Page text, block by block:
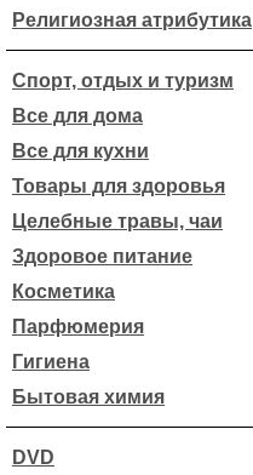
Религиозная атрибутика
Спорт, отдых и туризм
Все для дома
Все для кухни
Товары для здоровья
Целебные травы, чаи
Здоровое питание
Косметика
Парфюмерия
Гигиена
Бытовая химия
DVD